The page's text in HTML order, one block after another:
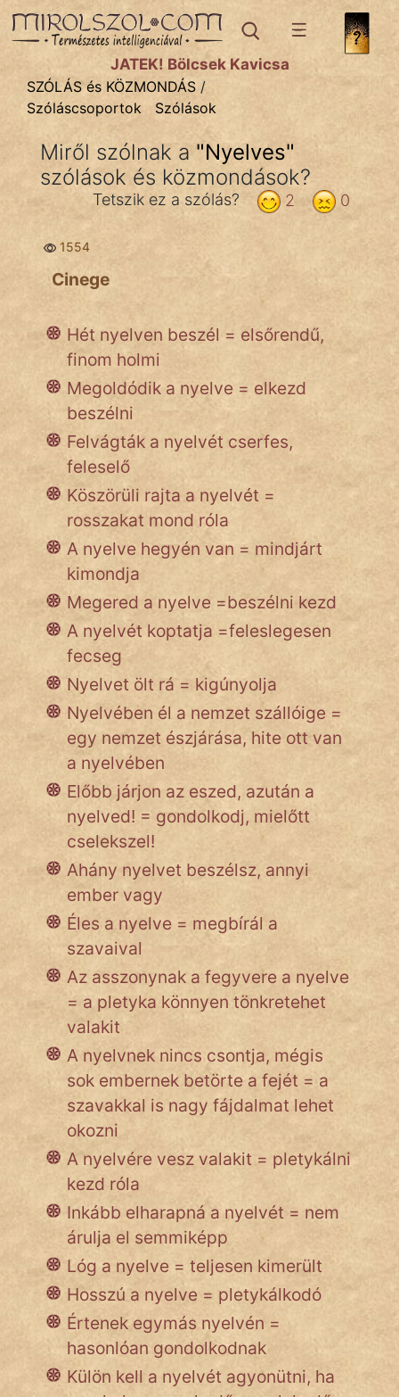
SZÓLÁS ÉS KÖZMONDÁStémák:
Bibliai
Kifejezések
Közmondások
Rímelő
Szóláscsoportok
Szólások
Tréfás
IRODALOM
SZÓLÁS
KÖZMONDÁS
PSZICHO
ZENE
FILM
ÉLETMÓD
TÖRTÉNELEM
Népszerű szerzőink:
cinege
fantom
Hunor
Jób Gedeon
Láron Ádám
mikkamakka
vörös ördög
nagyöreg
NapHold
Név nélkül
pszichopati
szegény legény
JÁTÉK! Bölcsek Kavicsa
SZÓLÁS és KÖZMONDÁS /
Szóláscsoportok
Szólások
Miről szólnak a "Nyelves"
szólások és közmondások?
0
2
Tetszik ez a szólás?
1554
Cinege
Hét nyelven beszél = elsőrendű,
finom holmi
Megoldódik a nyelve = elkezd
beszélni
Felvágták a nyelvét cserfes,
feleselő
Köszörüli rajta a nyelvét =
rosszakat mond róla
A nyelve hegyén van = mindjárt
kimondja
Megered a nyelve =beszélni kezd
A nyelvét koptatja =feleslegesen
fecseg
Nyelvet ölt rá = kigúnyolja
Nyelvében él a nemzet szállóige =
egy nemzet észjárása, hite ott van
a nyelvében
Előbb járjon az eszed, azután a
nyelved! = gondolkodj, mielőtt
cselekszel!
Ahány nyelvet beszélsz, annyi
ember vagy
Éles a nyelve = megbírál a
szavaival
Az asszonynak a fegyvere a nyelve
= a pletyka könnyen tönkretehet
valakit
A nyelvnek nincs csontja, mégis
sok embernek betörte a fejét = a
szavakkal is nagy fájdalmat lehet
okozni
A nyelvére vesz valakit = pletykálni
kezd róla
Inkább elharapná a nyelvét = nem
árulja el semmiképp
Lóg a nyelve = teljesen kimerült
Hosszú a nyelve = pletykálkodó
Értenek egymás nyelvén =
hasonlóan gondolkodnak
Külön kell a nyelvét agyonütni, ha